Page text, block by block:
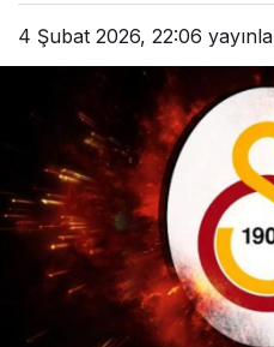
4 Şubat 2026, 22:06